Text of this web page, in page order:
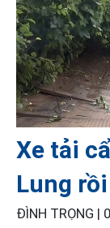
Xe tải
Lung
ĐÌNH TRỌNG |